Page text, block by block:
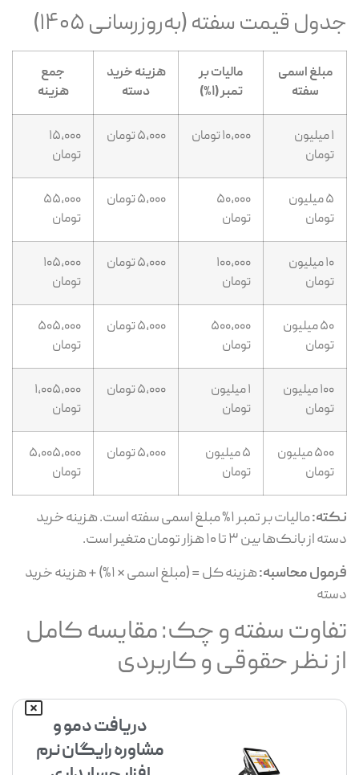
قیمت سفته (به‌روزرسانی ۱۴۰۵)
مبلغ اسمی
سفته
مالیات بر
تمبر (۱%)
هزینه خرید
دسته
جمع
هزینه
۱ میلیون
تومان
۱۰,۰۰۰ تومان ۵,۰۰۰ تومان
۱۵,۰۰۰
تومان
۵ میلیون
تومان
۵۰,۰۰۰
تومان
۵,۰۰۰ تومان
۵۵,۰۰۰
تومان
۱۰ میلیون
تومان
۱۰۰,۰۰۰
تومان
۵,۰۰۰ تومان
۱۰۵,۰۰۰
تومان
۵۰ میلیون
تومان
۵۰۰,۰۰۰
تومان
۵,۰۰۰ تومان
۵۰۵,۰۰۰
تومان
۱۰۰ میلیون
تومان
۱ میلیون
تومان
۵,۰۰۰ تومان
۱,۰۰۵,۰۰۰
تومان
۵۰۰ میلیون
تومان
۵ میلیون
تومان
۵,۰۰۰ تومان
۵,۰۰۵,۰۰۰
تومان
مالیات بر تمبر ۱% مبلغ اسمی سفته است. هزینه خرید
بانک‌ها بین ۳ تا ۱۰ هزار تومان متغیر است.
محاسبه:
هزینه کل = (مبلغ اسمی × ۱%) + هزینه خرید
سفته و چک: مقایسه کامل
نظر حقوقی و کاربردی
دریافت دمو و
مشاوره رایگان نرم